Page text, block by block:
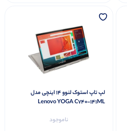
لپ تاپ استوک لنوو 14 اینچی مدل
Lenovo YOGA C740-141ML
ناموجود